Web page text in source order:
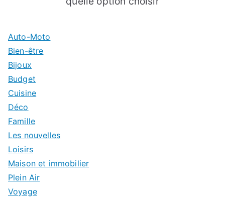
Auto-Moto
Bien-être
Bijoux
Budget
Cuisine
Déco
Famille
Les nouvelles
Loisirs
Maison et immobilier
Plein Air
Voyage